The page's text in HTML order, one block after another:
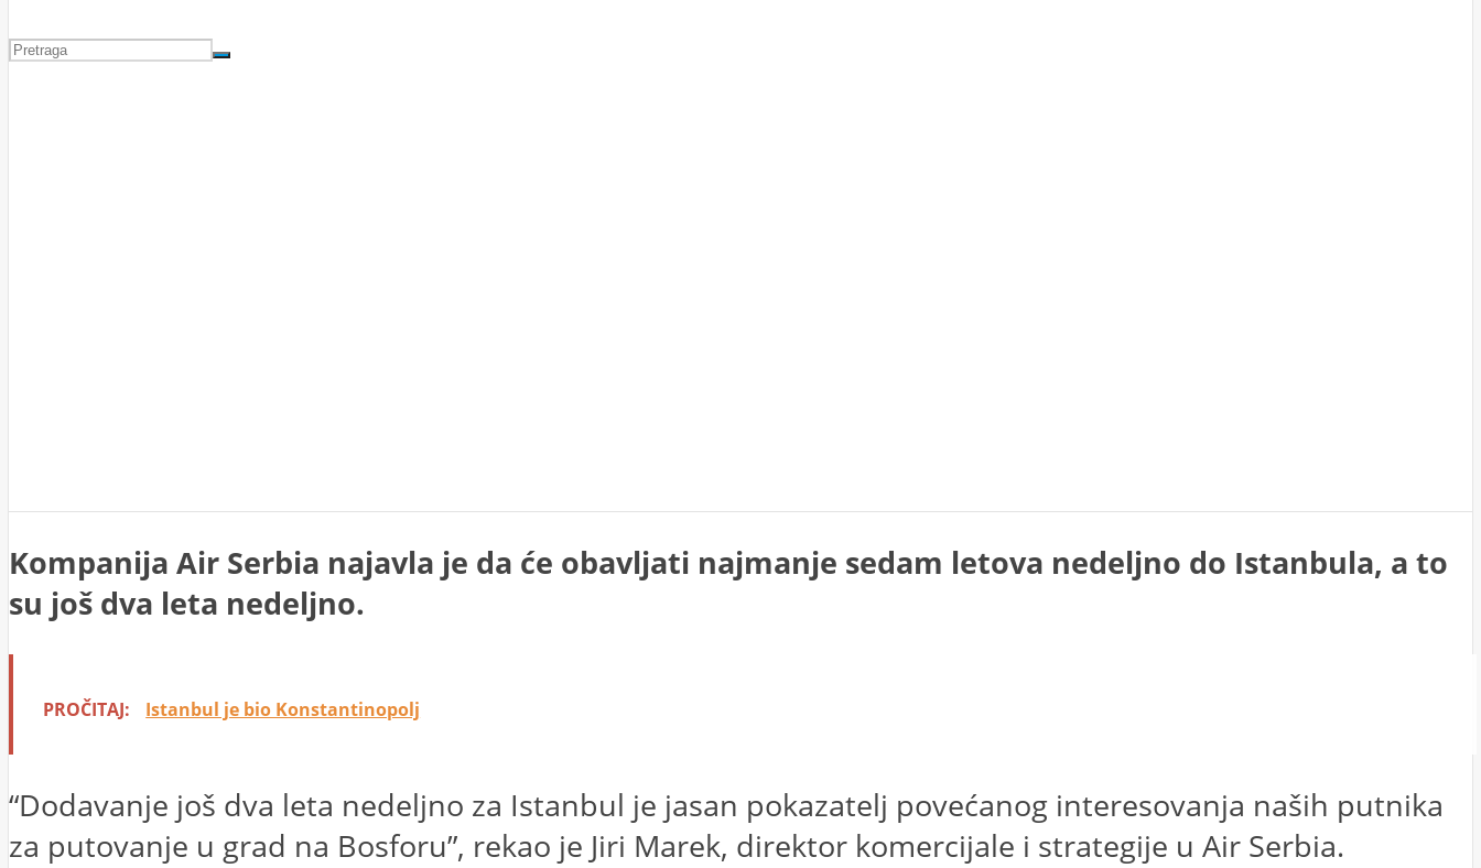
Kompanija Air Serbia najavla je da će obavljati najmanje sedam letova nedeljno do Istanbula, a to
su još dva leta nedeljno.
PROČITAJ: Istanbul je bio Konstantinopolj
“Dodavanje još dva leta nedeljno za Istanbul je jasan pokazatelj povećanog interesovanja naših putnika
za putovanje u grad na Bosforu”, rekao je Jiri Marek, direktor komercijale i strategije u Air Serbia.